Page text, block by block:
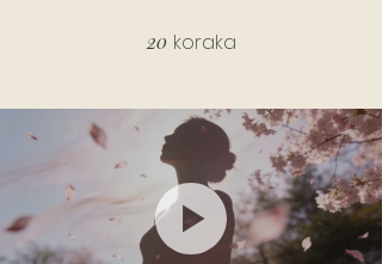
20 koraka